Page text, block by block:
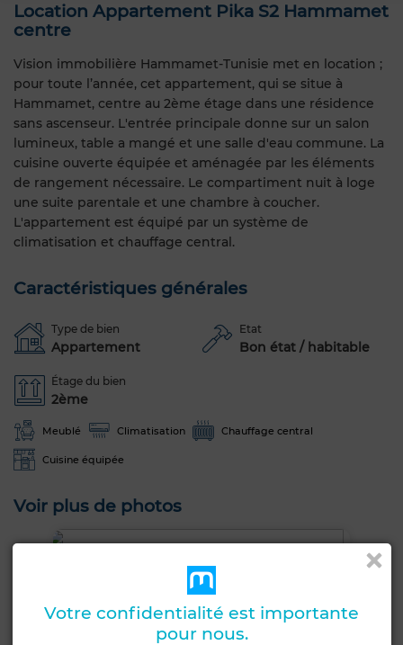
Location Appartement Pika S2 Hammamet
centre
Vision immobilière Hammamet-Tunisie met en location ;
pour toute l’année, cet appartement, qui se situe à
Hammamet, centre au 2ème étage dans une résidence
sans ascenseur. L'entrée principale donne sur un salon
lumineux, table a mangé et une salle d'eau commune. La
cuisine ouverte équipée et aménagée par les éléments
de rangement nécessaire. Le compartiment nuit à loge
une suite parentale et une chambre à coucher.
L'appartement est équipé par un système de
climatisation et chauffage central.
Caractéristiques générales
Type de bien
Appartement
Etat
Bon état / habitable
Étage du bien
2ème
Meublé Climatisation Chauffage central
Cuisine équipée
Voir plus de photos
Votre confidentialité est importante
pour nous.